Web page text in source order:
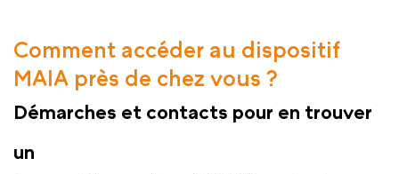
Comment accéder au dispositif
MAIA près de chez vous ?
Démarches et contacts pour en trouver
un